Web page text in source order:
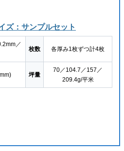
ズ：サンプルセット
／
枚数 各厚み1枚ずつ計4枚
坪量
70／104.7／157／
209.4g/平米